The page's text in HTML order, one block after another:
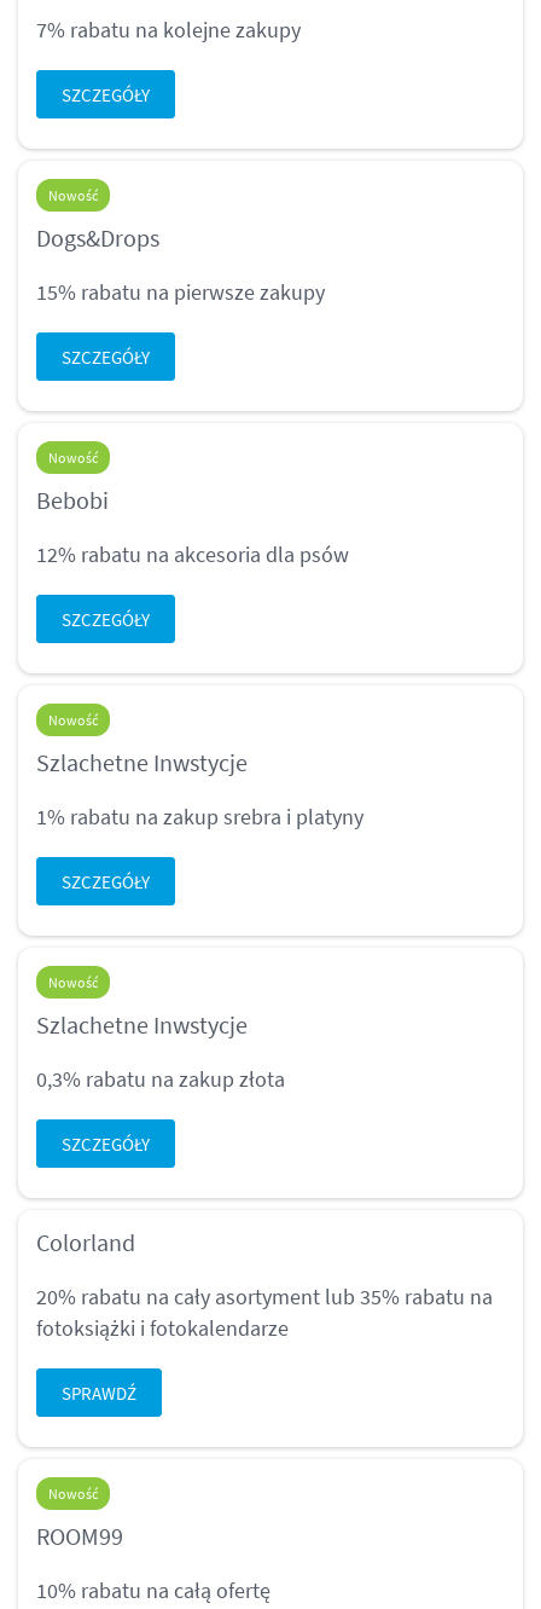
7% rabatu na kolejne zakupy
SZCZEGÓŁY
Nowość
Dogs&Drops
15% rabatu na pierwsze zakupy
SZCZEGÓŁY
Nowość
Bebobi
12% rabatu na akcesoria dla psów
SZCZEGÓŁY
Nowość
Szlachetne Inwstycje
1% rabatu na zakup srebra i platyny
SZCZEGÓŁY
Nowość
Szlachetne Inwstycje
0,3% rabatu na zakup złota
SZCZEGÓŁY
Colorland
20% rabatu na cały asortyment lub 35% rabatu na
fotoksiążki i fotokalendarze
SPRAWDŹ
Nowość
ROOM99
10% rabatu na całą ofertę